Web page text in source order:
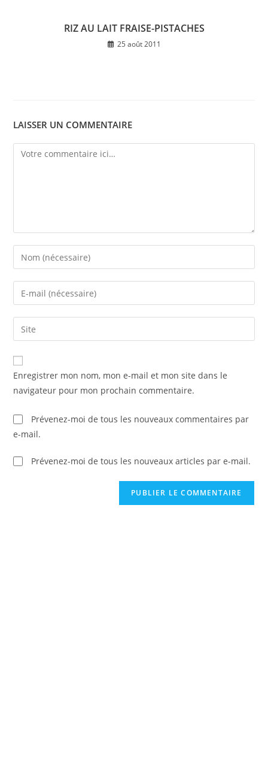
RIZ AU LAIT FRAISE-PISTACHES
25 août 2011
LAISSER UN COMMENTAIRE
Comment
Enter
your
name
comment
Enter
your
email
address
comment
Saisir
l’URL
de
votre
(facultatif)
Enregistrer mon nom, mon e-mail et mon site dans le
navigateur pour mon prochain commentaire.
Prévenez-moi de tous les nouveaux commentaires par
e-mail.
Prévenez-moi de tous les nouveaux articles par e-mail.